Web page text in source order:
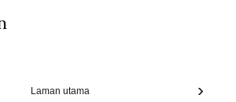
›
Laman utama